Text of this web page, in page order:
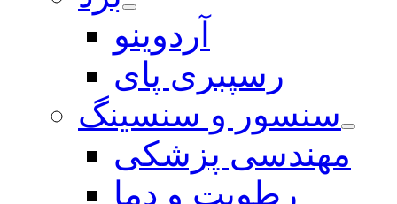
آردوینو
رسپبری پای
سنسور و سنسینگ
مهندسی پزشکی
رطوبت و دما